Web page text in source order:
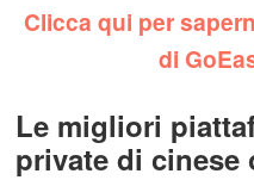
Clicca qui per
di
Le migliori
private di cinese